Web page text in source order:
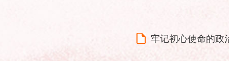
牢记初心使命的